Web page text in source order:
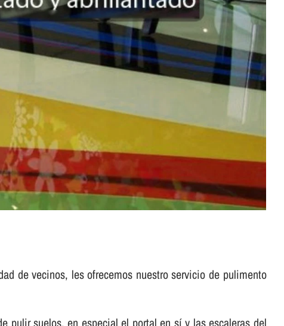
de vecinos, les ofrecemos nuestro servicio de pulimento